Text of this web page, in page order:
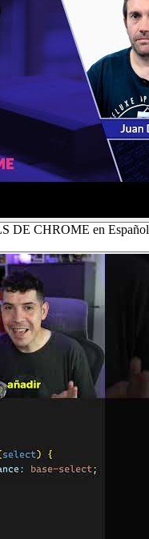
DE CHROME en Español